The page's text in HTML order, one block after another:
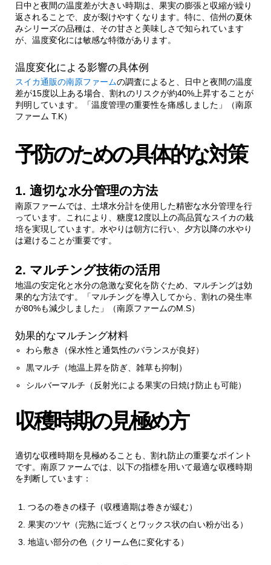
3. 収穫時期の見極め方
4.まとめ：美味しいスイカづくりのために
日中と夜間の温度差が大きい時期は、果実の膨張と収縮が繰り
返されることで、皮が裂けやすくなります。特に、信州の夏休
みシリーズの品種は、その甘さと美味しさで知られています
が、温度変化には敏感な特徴があります。
温度変化による影響の具体例
スイカ通販の南原ファームの調査によると、日中と夜間の温度
差が15度以上ある場合、割れのリスクが約40%上昇することが
判明しています。「温度管理の重要性を痛感しました」（南原
ファーム T.K）
予防のための具体的な対策
1. 適切な水分管理の方法
南原ファームでは、土壌水分計を使用した精密な水分管理を行
っています。これにより、糖度12度以上の高品質なスイカの栽
培を実現しています。水やりは朝方に行い、夕方以降の水やり
は避けることが重要です。
2. マルチング技術の活用
地温の安定化と水分の急激な変化を防ぐため、マルチングは効
果的な方法です。「マルチングを導入してから、割れの発生率
が80%も減少しました」（南原ファームのM.S）
効果的なマルチング材料
わら敷き（保水性と通気性のバランスが良好）
黒マルチ（地温上昇を防ぎ、雑草も抑制）
シルバーマルチ（反射光による果実の日焼け防止も可能）
収穫時期の見極め方
適切な収穫時期を見極めることも、割れ防止の重要なポイント
です。南原ファームでは、以下の指標を用いて最適な収穫時期
を判断しています：
つるの巻きの様子（収穫適期は巻きが緩む）
果実のツヤ（完熟に近づくとワックス状の白い粉が出る）
地這い部分の色（クリーム色に変化する）